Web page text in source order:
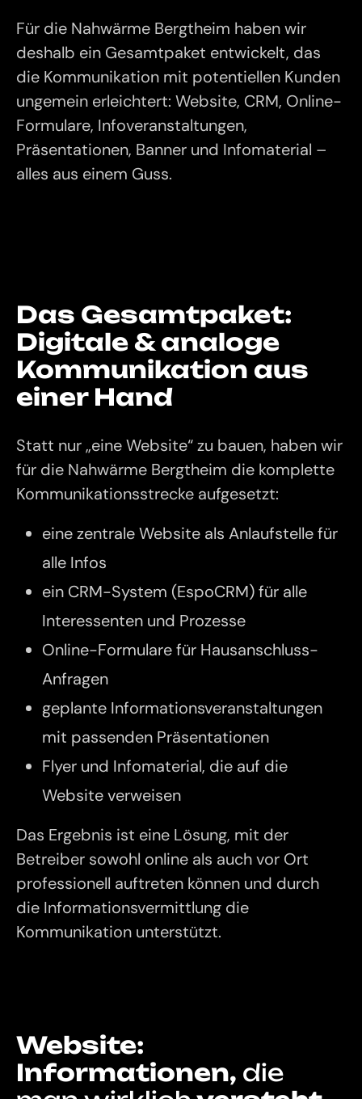
Für die Nahwärme Bergtheim haben wir
deshalb ein Gesamtpaket entwickelt, das
die Kommunikation mit potentiellen Kunden
ungemein erleichtert: Website, CRM, Online-
Formulare, Infoveranstaltungen,
Präsentationen, Banner und Infomaterial –
alles aus einem Guss.
Das Gesamtpaket:
Digitale & analoge
Kommunikation aus
einer Hand
Statt nur „eine Website“ zu bauen, haben wir
für die Nahwärme Bergtheim die komplette
Kommunikationsstrecke aufgesetzt:
eine zentrale Website als Anlaufstelle für
alle Infos
ein CRM-System (EspoCRM) für alle
Interessenten und Prozesse
Online-Formulare für Hausanschluss-
Anfragen
geplante Informationsveranstaltungen
mit passenden Präsentationen
Flyer und Infomaterial, die auf die
Website verweisen
Das Ergebnis ist eine Lösung, mit der
Betreiber sowohl online als auch vor Ort
professionell auftreten können und durch
die Informationsvermittlung die
Kommunikation unterstützt.
Website:
Informationen, die